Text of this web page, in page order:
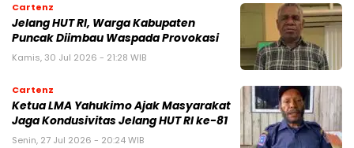
Cartenz
Jelang HUT RI, Warga Kabupaten
Puncak Diimbau Waspada Provokasi
Kamis, 30 Jul 2026 - 21:28 WIB
Cartenz
Ketua LMA Yahukimo Ajak Masyarakat
Jaga Kondusivitas Jelang HUT RI ke-81
Senin, 27 Jul 2026 - 20:24 WIB